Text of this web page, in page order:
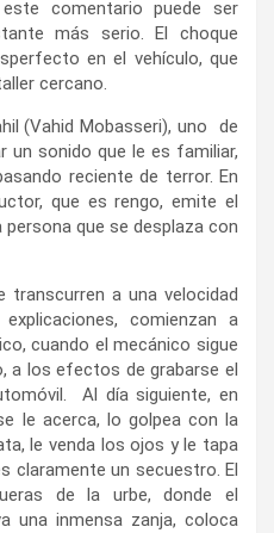
comentario puede ser
más serio. El choque
en el vehículo, que
cercano.
(Vahid Mobasseri), uno de
un sonido que le es familiar,
reciente de terror. En
que es rengo, emite el
que se desplaza con
transcurren a una velocidad
comienzan a
cuando el mecánico sigue
a los efectos de grabarse el
Al día siguiente, en
le acerca, lo golpea con la
le venda los ojos y le tapa
claramente un secuestro. El
de la urbe, donde el
una inmensa zanja, coloca